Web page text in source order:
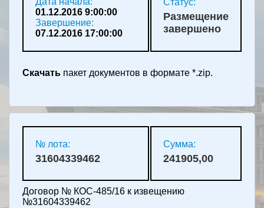
01.12.2016 9:00:00
Завершение:
07.12.2016 17:00:00
Статус:
Размещение
завершено
Скачать пакет документов в формате *.zip.
№ лота:
31604339462
Сумма:
241905,00
Договор № КОС-485/16 к извещению
№31604339462